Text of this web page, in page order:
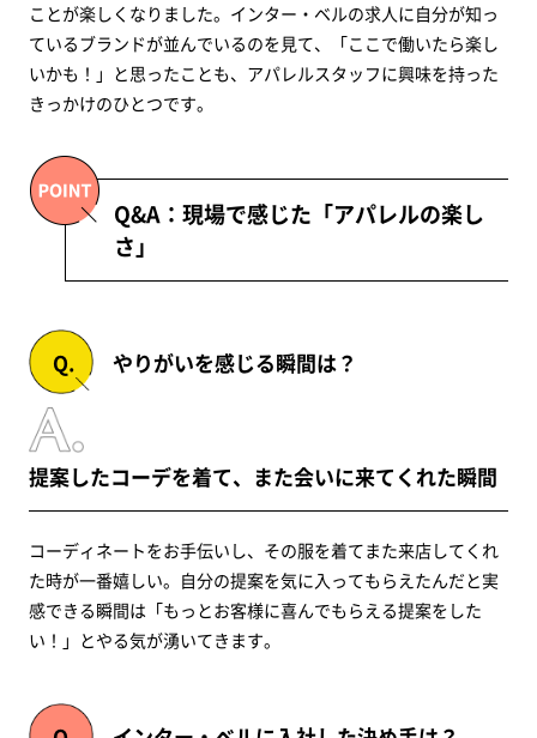
ことが楽しくなりました。インター・ベルの求人に自分が知っ
ているブランドが並んでいるのを見て、「ここで働いたら楽し
いかも！」と思ったことも、アパレルスタッフに興味を持った
きっかけのひとつです。
Q&A：現場で感じた「アパレルの楽し
さ」
やりがいを感じる瞬間は？
提案したコーデを着て、また会いに来てくれた瞬間
コーディネートをお手伝いし、その服を着てまた来店してくれ
た時が一番嬉しい。自分の提案を気に入ってもらえたんだと実
感できる瞬間は「もっとお客様に喜んでもらえる提案をした
い！」とやる気が湧いてきます。